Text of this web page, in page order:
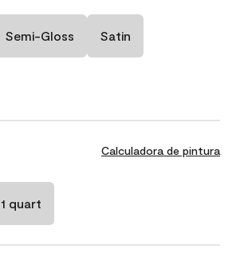
Semi-Gloss Satin
Calculadora de pintura
1 quart